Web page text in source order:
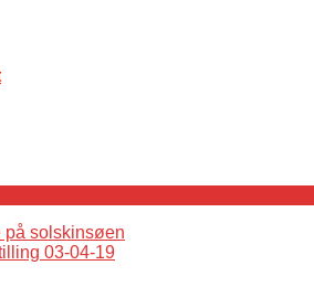
solskinsøen
03-04-19